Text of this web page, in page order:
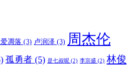
凋落 (3) 卢润泽 (3) 周杰伦
孤勇者 (5) 是七叔呢 (2) 李宗盛 (2) 林俊